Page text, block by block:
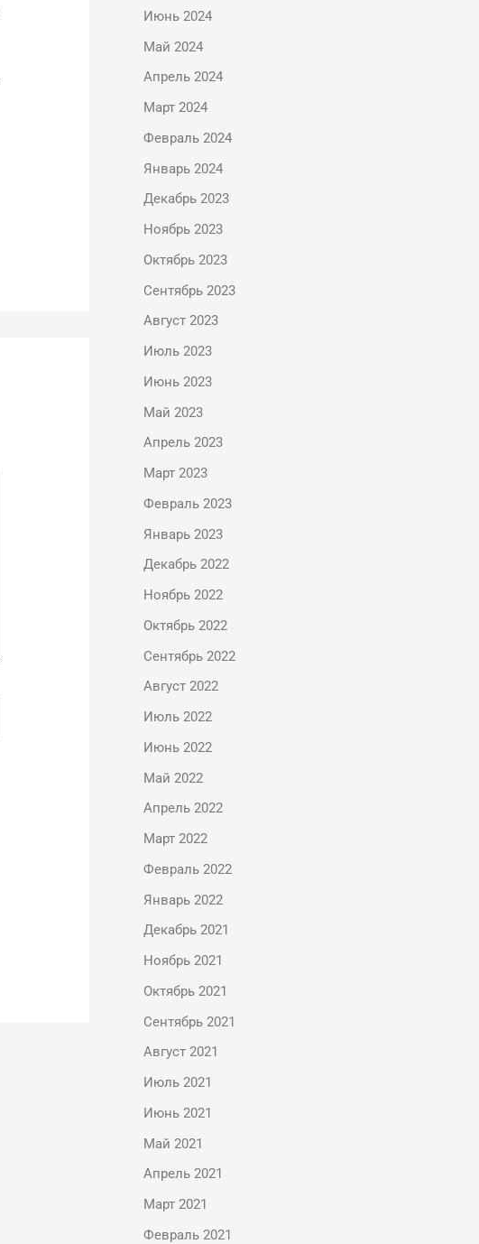
Июнь 2024
Май 2024
Апрель 2024
Март 2024
Февраль 2024
Январь 2024
Декабрь 2023
Ноябрь 2023
Октябрь 2023
Сентябрь 2023
Август 2023
Июль 2023
Июнь 2023
Май 2023
Апрель 2023
Март 2023
Февраль 2023
Январь 2023
Декабрь 2022
Ноябрь 2022
Октябрь 2022
Сентябрь 2022
Август 2022
Июль 2022
Июнь 2022
Май 2022
Апрель 2022
Март 2022
Февраль 2022
Январь 2022
Декабрь 2021
Ноябрь 2021
Октябрь 2021
Сентябрь 2021
Август 2021
Июль 2021
Июнь 2021
Май 2021
Апрель 2021
Март 2021
Февраль 2021